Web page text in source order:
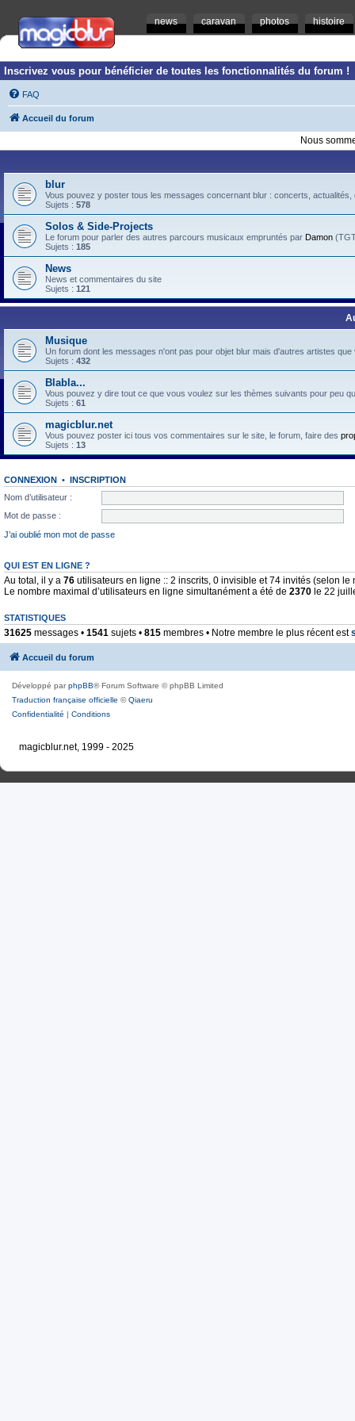
news caravan photos histoire
Inscrivez vous pour bénéficier de toutes les fonctionnalités du forum !
FAQ
Accueil du forum
Nous
blur
Vous pouvez y poster tous les messages concernant blur : concerts,
Sujets : 578
Solos & Side-Projects
Le forum pour parler des autres parcours musicaux empruntés par Damon
Sujets : 185
News
News et commentaires du site
Sujets : 121
Musique
Un forum dont les messages n'ont pas pour objet blur mais d'autres artistes
Sujets : 432
Blabla...
Vous pouvez y dire tout ce que vous voulez sur les thèmes suivants pour peu
Sujets : 61
magicblur.net
Vous pouvez poster ici tous vos commentaires sur le site, le forum, faire des
Sujets : 13
CONNEXION • INSCRIPTION
Nom d’utilisateur :
Mot de passe :
J’ai oublié mon mot de passe
QUI EST EN LIGNE ?
Au total, il y a 76 utilisateurs en ligne :: 2 inscrits, 0 invisible et 74 invités (selon
Le nombre maximal d’utilisateurs en ligne simultanément a été de 2370 le 22
STATISTIQUES
31625 messages • 1541 sujets • 815 membres • Notre membre le plus récent est
Accueil du forum
Développé parphpBB® Forum Software © phpBB Limited
Traduction française officielle ©Qiaeru
Confidentialité | Conditions
magicblur.net, 1999 - 2025